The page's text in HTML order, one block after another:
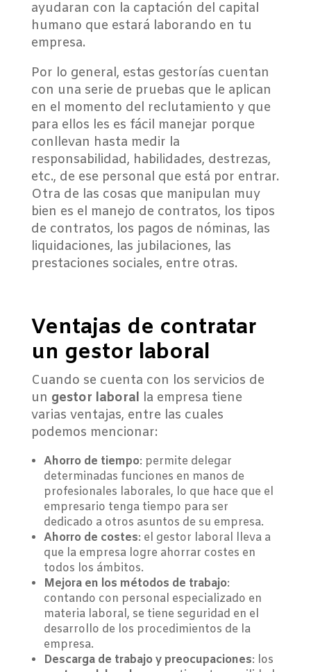
ayudaran con la captación del capital
humano que estará laborando en tu
empresa.
Por lo general, estas gestorías cuentan
con una serie de pruebas que le aplican
en el momento del reclutamiento y que
para ellos les es fácil manejar porque
conllevan hasta medir la
responsabilidad, habilidades, destrezas,
etc., de ese personal que está por entrar.
Otra de las cosas que manipulan muy
bien es el manejo de contratos, los tipos
de contratos, los pagos de nóminas, las
liquidaciones, las jubilaciones, las
prestaciones sociales, entre otras.
Ventajas de contratar
un gestor laboral
Cuando se cuenta con los servicios de
un gestor laboral la empresa tiene
varias ventajas, entre las cuales
podemos mencionar:
Ahorro de tiempo: permite delegar
determinadas funciones en manos de
profesionales laborales, lo que hace que el
empresario tenga tiempo para ser
dedicado a otros asuntos de su empresa.
Ahorro de costes: el gestor laboral lleva a
que la empresa logre ahorrar costes en
todos los ámbitos.
Mejora en los métodos de trabajo:
contando con personal especializado en
materia laboral, se tiene seguridad en el
desarrollo de los procedimientos de la
empresa.
Descarga de trabajo y preocupaciones: los